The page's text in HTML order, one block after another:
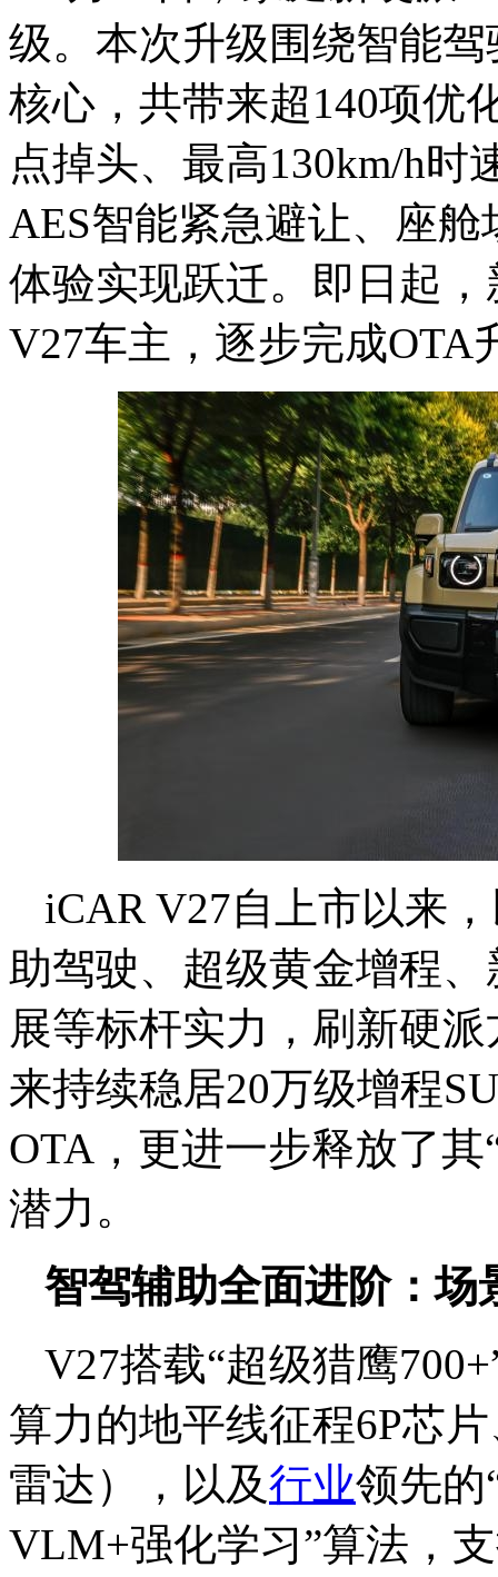
级。本次升级围绕智能
核心，共带来超140项优
点掉头、最高130km/h时
AES智能紧急避让、座
体验实现跃迁。即日起
V27车主，逐步完成OTA
iCAR V27自上市以来
助驾驶、超级黄金增程
展等标杆实力，刷新硬
来持续稳居20万级增程
OTA，更进一步释放了
潜力。
智驾辅助全面进阶：场
V27搭载“超级猎鹰
算力的地平线征程6P芯
雷达），以及行业领先的
VLM+强化学习”算法，